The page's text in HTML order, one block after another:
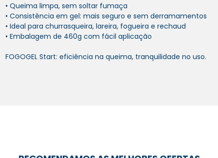
• Queima limpa, sem soltar fumaça
• Consistência em gel: mais seguro e sem derramamentos
• Ideal para churrasqueira, lareira, fogueira e rechaud
• Embalagem de 460g com fácil aplicação
FOGOGEL Start: eficiência na queima, tranquilidade no uso.